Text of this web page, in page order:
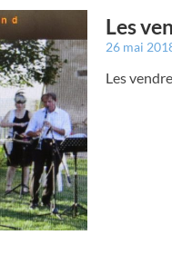
Les
26 mai
Les